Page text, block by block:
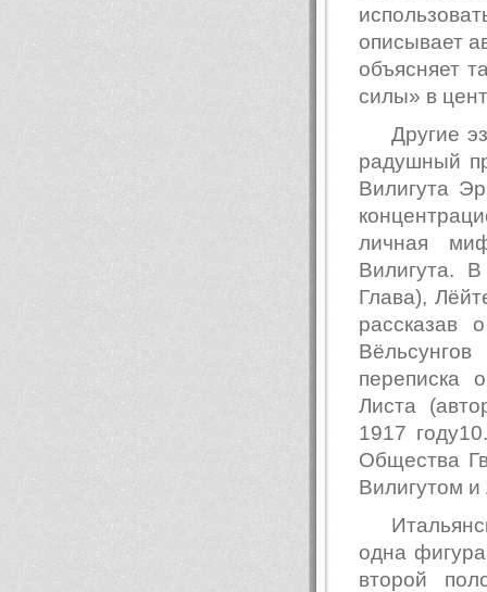
описывает
объясняет
силы» в
Другие
радушный
Вилигута
личная
Вилигута.
Глава),
рассказав
переписка
Листа
1917
Общества
Вилигутом
одна
второй